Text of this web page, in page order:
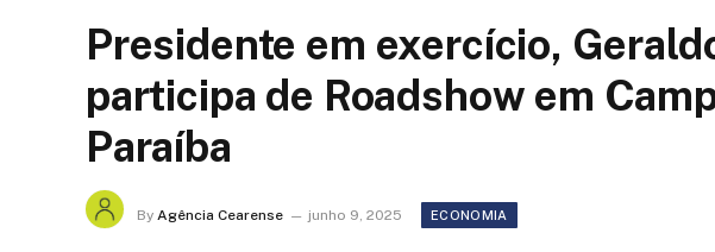
Presidente em exercício,
participa de Roadshow em
Paraíba
By Agência Cearense junho 9, 2025 ECONOMIA